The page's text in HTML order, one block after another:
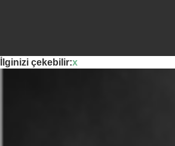
İlginizi çekebilir:x